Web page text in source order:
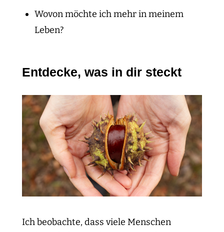
Wovon möchte ich mehr in meinem
Leben?
Entdecke, was in dir steckt
Ich beobachte, dass viele Menschen